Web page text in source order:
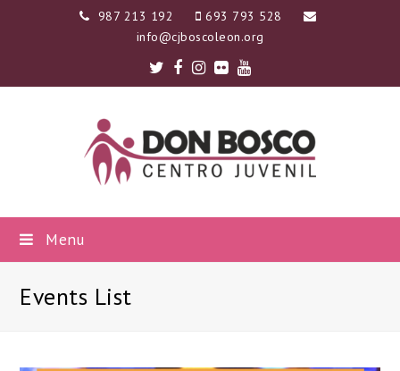
987 213 192
693 793 528
info@cjboscoleon.org
Twitter
Facebook
Instagram
FlickrYoutube
Menu
Events List